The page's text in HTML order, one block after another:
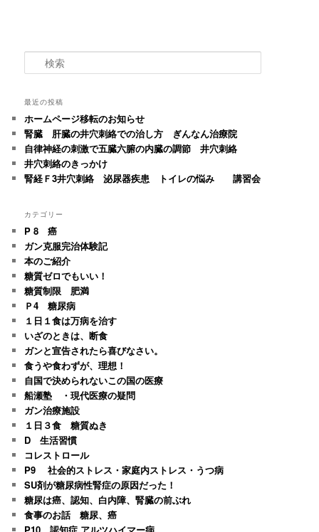
索
最近の投稿
ホームページ移転のお知らせ
腎臓 肝臓の井穴刺絡での治し方 ぎんなん治療院
自律神経の刺激で五臓六腑の内臓の調節 井穴刺絡
井穴刺絡のきっかけ
腎経Ｆ3井穴刺絡 泌尿器疾患 トイレの悩み 講習会
カテゴリー
P 8 癌
ガン克服完治体験記
本のご紹介
糖質ゼロでもいい！
糖質制限 肥満
Ｐ4 糖尿病
１日１食は万病を治す
いざのときは、断食
ガンと宣告されたら喜びなさい。
食うや食わずが、理想！
自国で決められないこの国の医療
船瀬塾 ・現代医療の疑問
ガン治療施設
１日３食 糖質ぬき
D 生活習慣
コレストロール
P9 社会的ストレス・家庭内ストレス・うつ病
SU剤が糖尿病性腎症の原因だった！
糖尿は癌、認知、白内障、腎臓の前ぶれ
食事のお話 糖尿、癌
P10 認知症,アルツハイマー病